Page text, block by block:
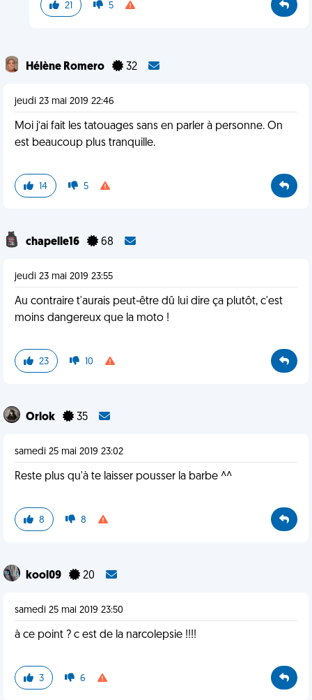
21 5
Hélène Romero 32
jeudi 23 mai 2019 22:46
Moi j’ai fait les tatouages sans en parler à personne. On
est beaucoup plus tranquille.
14 5
chapelle16 68
jeudi 23 mai 2019 23:55
Au contraire t'aurais peut-être dû lui dire ça plutôt, c'est
moins dangereux que la moto !
23 10
Orlok 35
samedi 25 mai 2019 23:02
Reste plus qu'à te laisser pousser la barbe ^^
8 8
kool09 20
samedi 25 mai 2019 23:50
à ce point ? c est de la narcolepsie !!!!
3 6